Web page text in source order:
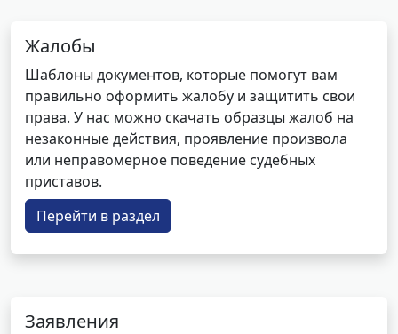
Жалобы
Шаблоны документов, которые помогут вам
правильно оформить жалобу и защитить свои
права. У нас можно скачать образцы жалоб на
незаконные действия, проявление произвола
или неправомерное поведение судебных
приставов.
Перейти в раздел
Заявления